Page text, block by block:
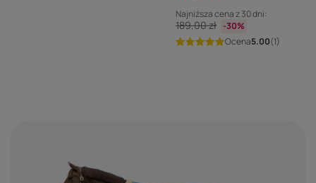
Najniższa cena z 30 dni:
189,00 zł -30%
Ocena5.00(1)